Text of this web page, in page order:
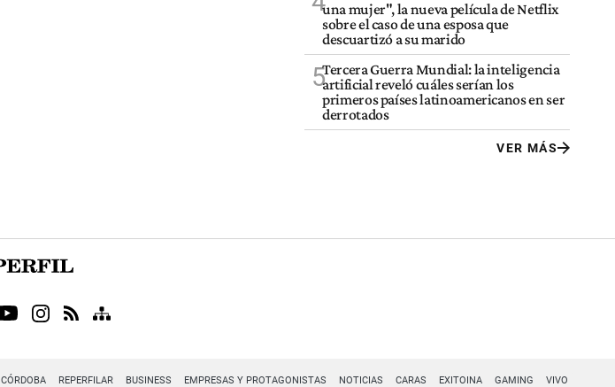
una mujer", la nueva película de Netflix
sobre el caso de una esposa que
descuartizó a su marido
5Tercera Guerra Mundial: la inteligencia
artificial reveló cuáles serían los
primeros países latinoamericanos en ser
derrotados
VER MÁS
CÓRDOBA REPERFILAR BUSINESS EMPRESAS Y PROTAGONISTAS NOTICIAS CARAS EXITOINA GAMING VIVO